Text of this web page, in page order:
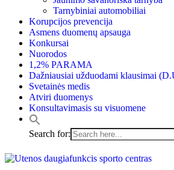
Tarnybiniai automobiliai
Korupcijos prevencija
Asmens duomenų apsauga
Konkursai
Nuorodos
1,2% PARAMA
Dažniausiai užduodami klausimai
Svetainės medis
Atviri duomenys
Konsultavimasis su visuomene
Search for: